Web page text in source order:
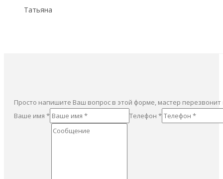
Татьяна
Просто напишите Ваш вопрос в этой форме, мастер
Ваше имя *
Телефон *